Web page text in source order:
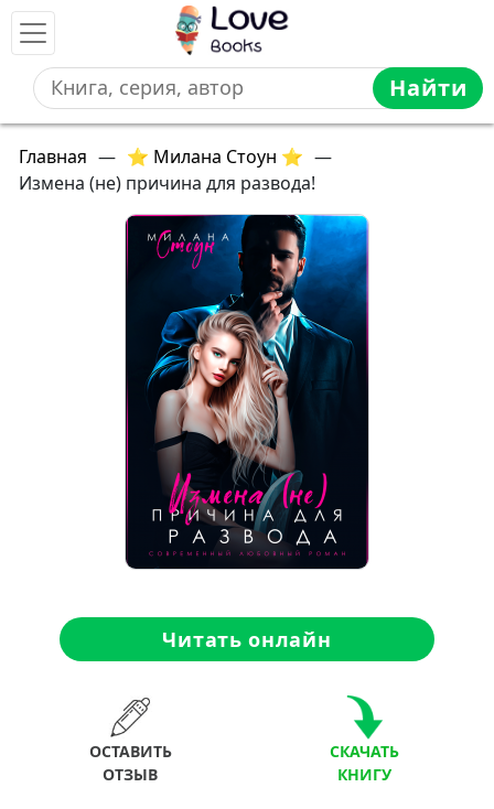
Найти
Главная — ⭐ Милана Стоун ⭐ —
Измена (не) причина для развода!
Читать онлайн
ОСТАВИТЬ
ОТЗЫВ
СКАЧАТЬ
КНИГУ